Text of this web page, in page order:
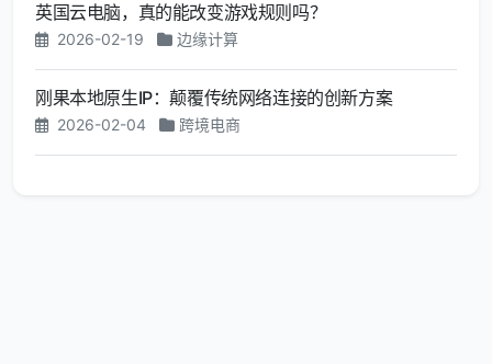
英国云电脑，真的能改变游戏规则吗？
2026-02-19 边缘计算
刚果本地原生IP：颠覆传统网络连接的创新方案
2026-02-04 跨境电商